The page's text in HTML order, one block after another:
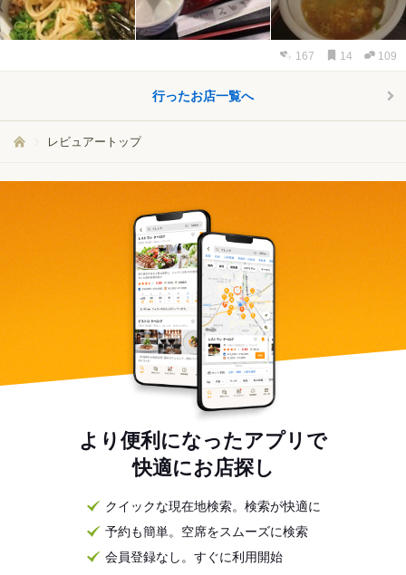
167 14 109
行ったお店一覧へ
レビュアートップ
より便利になったアプリで
快適にお店探し
クイックな現在地検索。検索が快適に
予約も簡単。空席をスムーズに検索
会員登録なし。すぐに利用開始